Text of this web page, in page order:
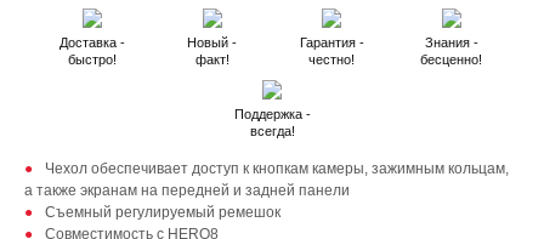
Доставка -
быстро!
Новый -
факт!
Гарантия -
честно!
Знания -
бесценно!
Поддержка -
всегда!
Чехол обеспечивает доступ к кнопкам камеры, зажимным кольцам,
а также экранам на передней и задней панели
Съемный регулируемый ремешок
Совместимость с HERO8